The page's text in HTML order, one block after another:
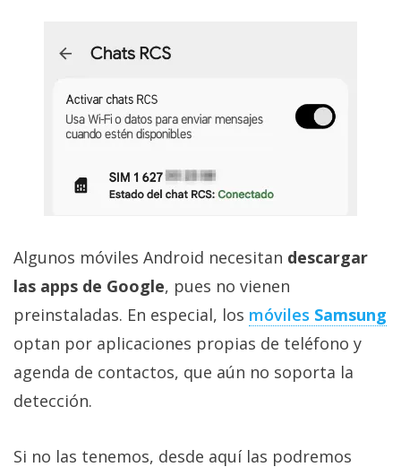
Algunos móviles Android necesitan descargar
las apps de Google, pues no vienen
preinstaladas. En especial, los móviles Samsung
optan por aplicaciones propias de teléfono y
agenda de contactos, que aún no soporta la
detección.
Si no las tenemos, desde aquí las podremos